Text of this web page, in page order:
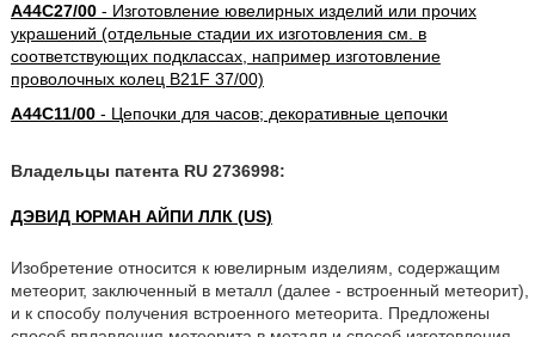
A44C27/00- Изготовление ювелирных изделий или прочих
украшений (отдельные стадии их изготовления см. в
соответствующих подклассах, например изготовление
проволочных колец B21F 37/00)
A44C11/00- Цепочки для часов; декоративные цепочки
Владельцы патента RU 2736998:
ДЭВИД ЮРМАН АЙПИ ЛЛК (US)
Изобретение относится к ювелирным изделиям, содержащим
метеорит, заключенный в металл (далее - встроенный метеорит),
и к способу получения встроенного метеорита. Предложены